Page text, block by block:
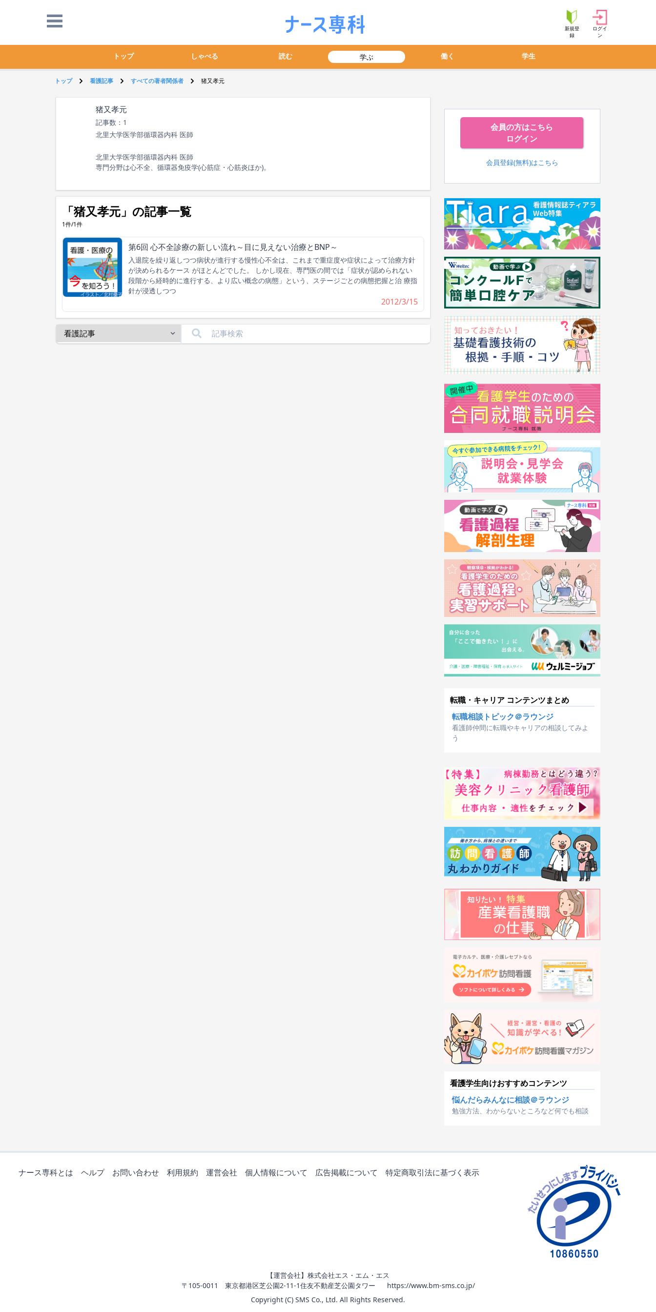
新規登
録
ログイ
ン
トップ しゃべる 読む 学ぶ 働く 学生
トップ 看護記事 すべての著者関係者 猪又孝元
猪又孝元
記事数：1
北里大学医学部循環器内科 医師
北里大学医学部循環器内科 医師
専門分野は心不全、循環器免疫学(心筋症・心筋炎ほか)。
「猪又孝元」の記事一覧
1件/1件
第6回 心不全診療の新しい流れ～目に見えない治療とBNP～
入退院を繰り返しつつ病状が進行する慢性心不全は、これまで重症度や症状によって治療方針
が決められるケース がほとんどでした。 しかし現在、専門医の間では「症状が認められない
段階から経時的に進行する、より広い概念の病態」という、ステージごとの病態把握と治 療指
針が浸透しつつ
2012/3/15
会員の方はこちら
ログイン
会員登録(無料)はこちら
転職・キャリア コンテンツまとめ
転職相談トピック＠ラウンジ
看護師仲間に転職やキャリアの相談してみよ
う
看護学生向けおすすめコンテンツ
悩んだらみんなに相談＠ラウンジ
勉強方法、わからないところなど何でも相談
ナース専科とは ヘルプ お問い合わせ 利用規約 運営会社 個人情報について 広告掲載について 特定商取引法に基づく表示
【運営会社】株式会社エス・エム・エス
〒105-0011 東京都港区芝公園2-11-1住友不動産芝公園タワー
https://www.bm-sms.co.jp/
Copyright (C) SMS Co., Ltd. All Rights Reserved.